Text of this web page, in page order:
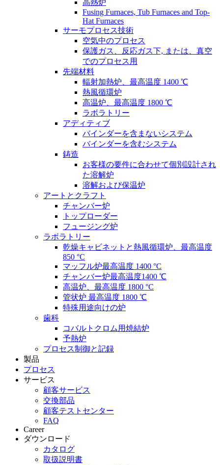
高熱炉
Fusing Furnaces, Tub Furnaces and Top-
Hat Furnaces
サーモプロセス技術
空気中のプロセス
保護ガス、反応ガス下, または、真空
でのプロセス用
先端材料
輻射加熱炉、最高温度 1400 ℃
熱風循環炉
高温炉、最高温度 1800 ℃
ラボラトリー
アディティブ
バインダーを含まないシステム
バインダーを含むシステム
鋳造
お客様の要件に合わせて個別設計され
た溶解炉
溶解および保温炉
アートとクラフト
チャンバー炉
トップローダー
フュージング炉
ラボラトリー
乾燥キャビネットと熱風循環炉、最高温度
850 °C
マッフル炉最高温度 1400 °C
チャンバー炉最高温度1400 ℃
高温炉、最高温度 1800 °C
管状炉 最高温度 1800 ℃
特殊用途向けの炉
歯科
コバルトクロム用焼結炉
予熱炉
プロセス制御と記録
製品
プロセス
サービス
顧客サービス
交換部品
顧客テストセンター
FAQ
Career
ダウンロード
カタログ
取扱説明書